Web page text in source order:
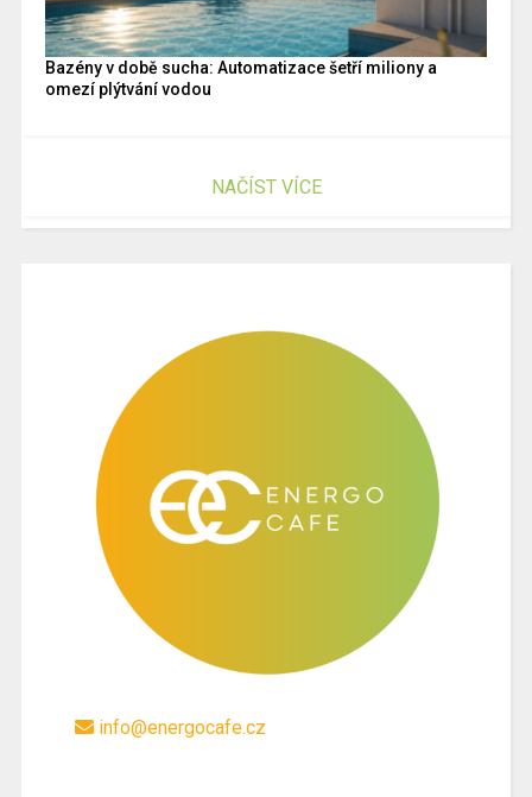
Bazény v době sucha: Automatizace šetří miliony a
omezí plýtvání vodou
NAČÍST VÍCE
info@energocafe.cz